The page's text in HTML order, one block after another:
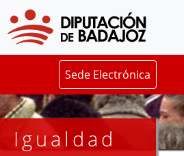
Sede Electrónica
Igualdad